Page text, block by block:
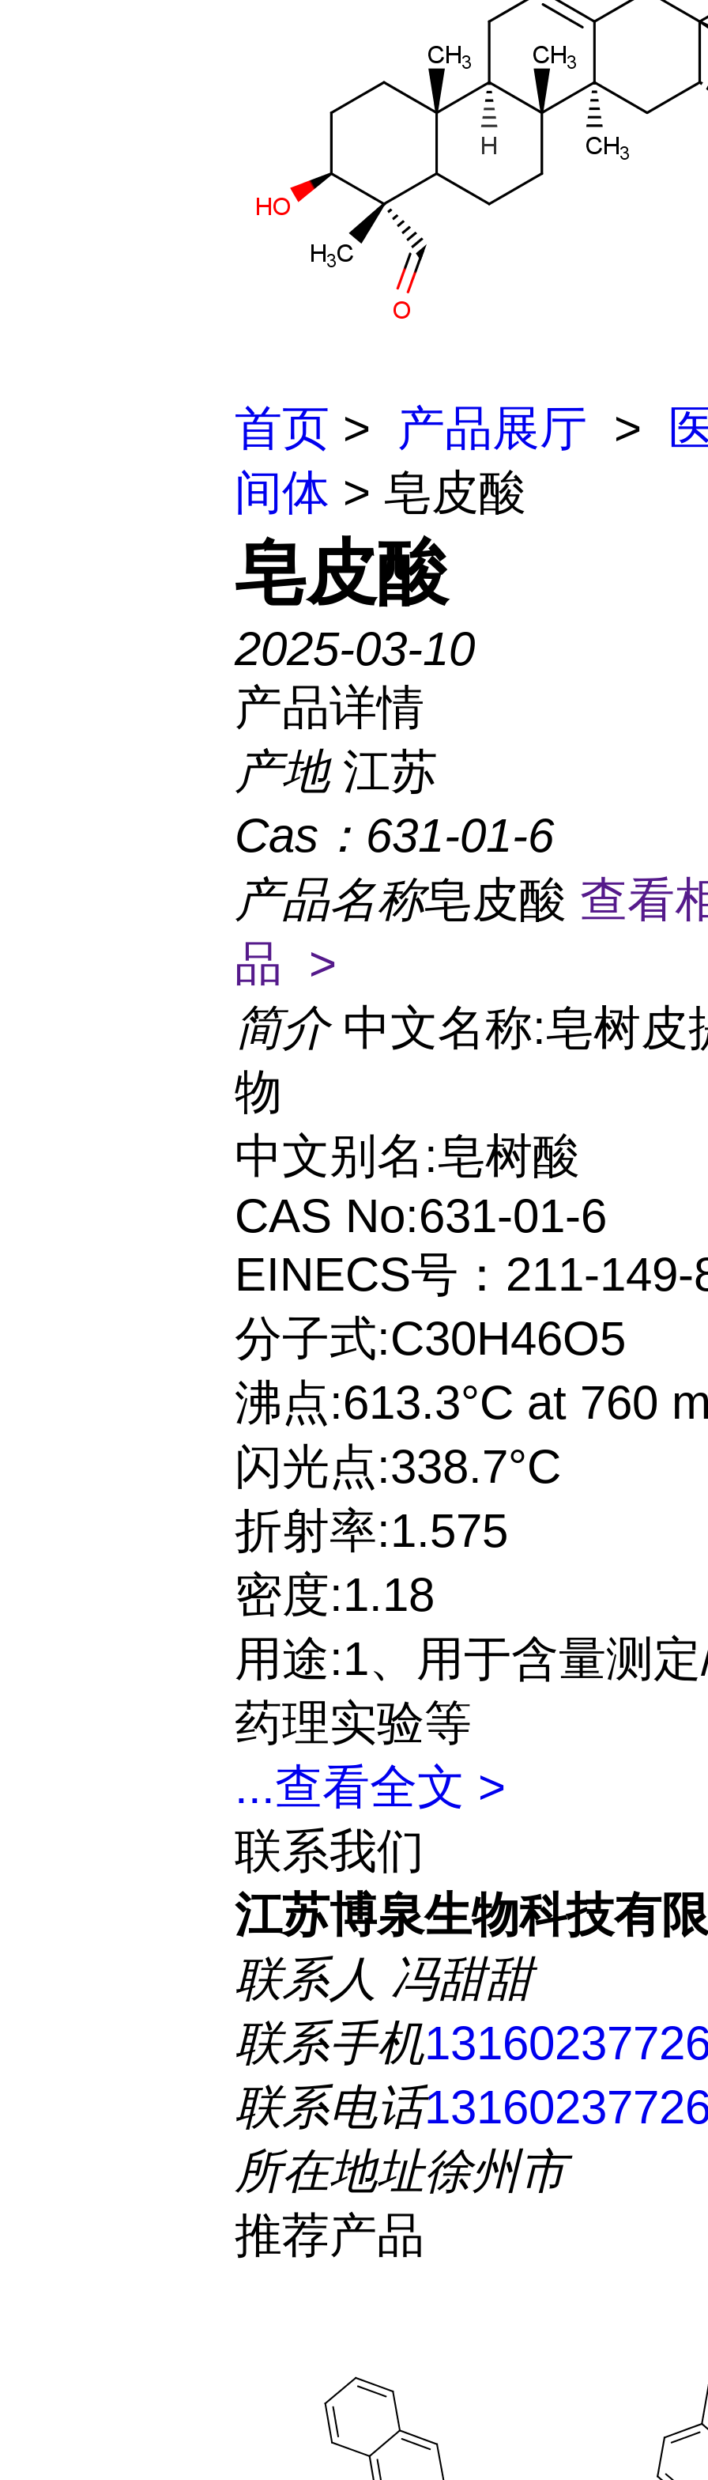
首页 > 产品展厅 >
间体 > 皂皮酸
皂皮酸
2025-03-10
产品详情
产地 江苏
Cas： 631-01-6
产品名称皂皮酸 查看
品 >
简介 中文名称:皂树皮
物
中文别名:皂树酸
CAS No:631-01-6
EINECS号：211-149-
分子式:C30H46O5
沸点:613.3°C at 760
闪光点:338.7°C
折射率:1.575
密度:1.18
用途:1、用于含量测
药理实验等
...查看全文 >
联系我们
江苏博泉生物科技有
联系人 冯甜甜
联系手机
联系电话
所在地址徐州市
推荐产品